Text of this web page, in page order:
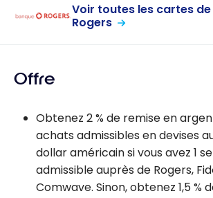
Voir toutes les cartes de
Rogers
Offre
Obtenez 2 % de remise en
achats admissibles en devises
dollar américain si vous avez 1
admissible auprès de Rogers,
Comwave. Sinon, obtenez 1,5 %